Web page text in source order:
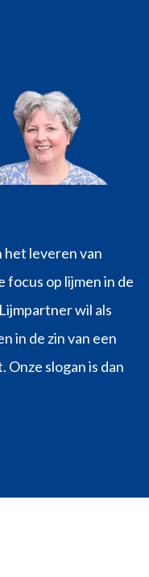
het leveren van
op lijmen in de
wil als
in de zin van een
slogan is dan